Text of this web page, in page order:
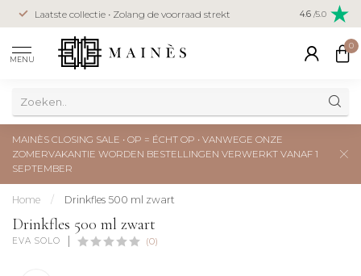
Laatste collectie • Zolang de voorraad strekt Veilig
creditcard
4.6 /5.0
MENU
0
MAINÈS CLOSING SALE • OP = ÉCHT OP • VANWEGE ONZE
ZOMERVAKANTIE WORDEN BESTELLINGEN VERWERKT VANAF 1
SEPTEMBER
Home / Drinkfles 500 ml zwart
Drinkfles 500 ml zwart
EVA SOLO (0)